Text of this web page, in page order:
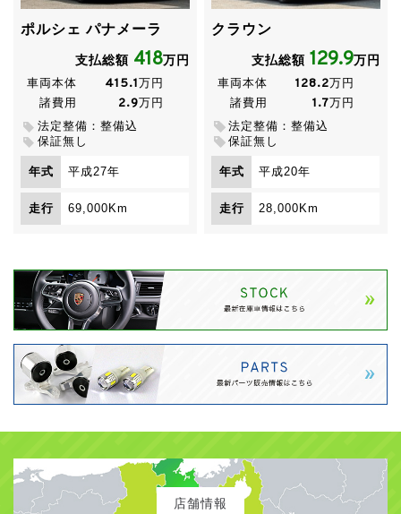
決ありがとうございました！
08/06/21 【新規入庫】ムーヴ カスタムⅩリミテッド
りがとうございました！
08/06/20 【ご成約】
業者オークションでのご
落札ありがとうございました！
08/06/19 【ご成約】 GS450 Ver.L東京都のＹ様、あり
がとうございました！
08/06/17 【値下げ】 総額98万円→
６月末までの期間限定価格 です！
08/06/07 【新規入庫】プレジデント ソブリン 車検満
タン 6/30まで総額
99.9万円！
ポルシェ パナメーラ
支払総額 418万円
車両本体 415.1 万円
諸費用
2.9万円
法定整備：整備込
保証無し
年式 平成27年
走行 69,000Km
クラウン
支払総額 129.9万円
車両本体 128.2万円
諸費用
1.7万円
法定整備：整備込
保証無し
年式 平成20年
走行 28,000Km
店舗情報